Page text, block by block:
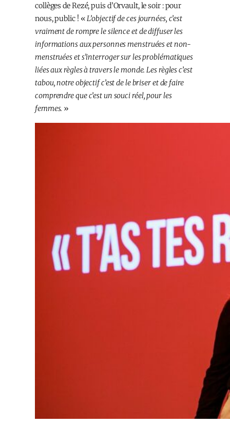
collèges de Rezé, puis d’Orvault, le soir : pour
nous, public ! «L’objectif de ces journées, c’est
vraiment de rompre le silence et de diffuser les
informations aux personnes menstruées et non-
menstruées et s’interroger sur les problématiques
liées aux règles à travers le monde. Les règles c’est
tabou, notre objectif c’est de le briser et de faire
comprendre que c’est un souci réel, pour les
femmes. »